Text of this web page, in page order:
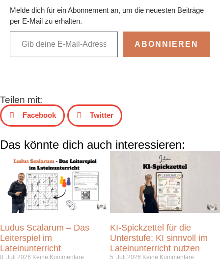
Melde dich für ein Abonnement an, um die neuesten Beiträge
per E-Mail zu erhalten.
ABONNIEREN
Teilen mit:
Facebook Twitter
Das könnte dich auch interessieren:
Ludus Scalarum – Das
Leiterspiel im
Lateinunterricht
8. Juli 2026 Keine Kommentare
KI-Spickzettel für die
Unterstufe: KI sinnvoll im
Lateinunterricht nutzen
5. Juli 2026 Keine Kommentare